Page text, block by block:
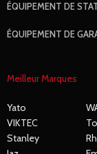
ÉQUIPEMENT DE
ÉQUIPEMENT DE
Meilleur Marques
Yato
VIKTEC
Stanley